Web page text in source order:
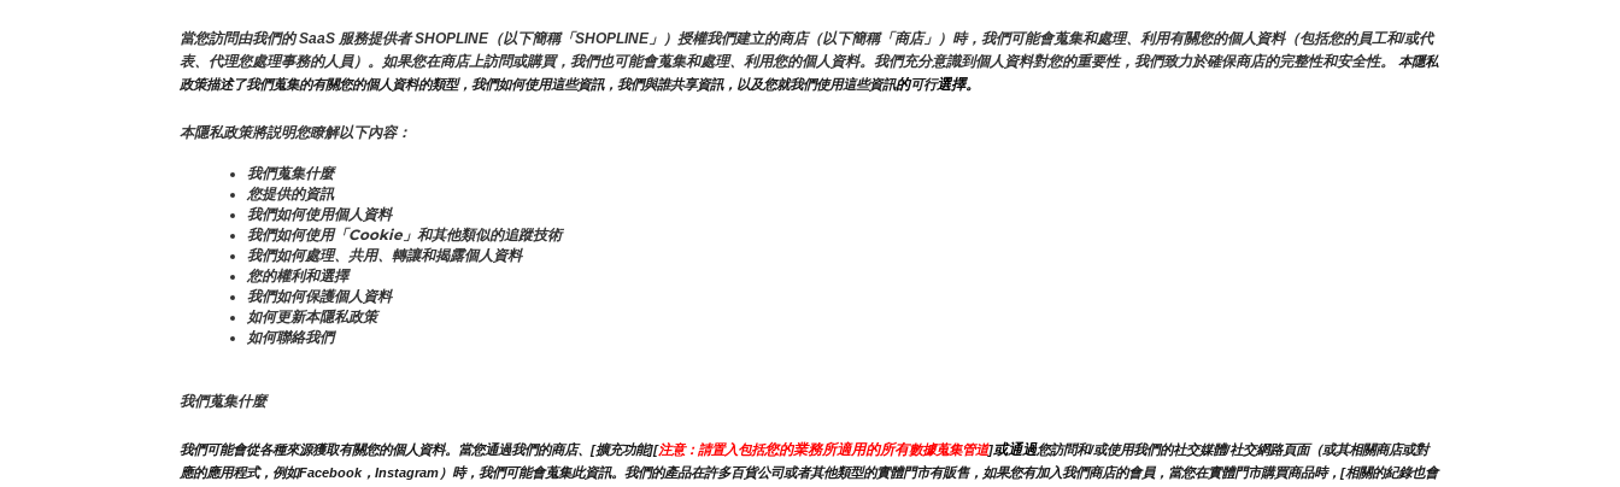
當您訪問由我們的 SaaS 服務提供者 SHOPLINE（以下簡稱「SHOPLINE」）授權我們建立的商店（以下簡稱「商店」）時，我們可能會蒐集和處理、利用有關您的個人資料（包括您的員工和/或代
表、代理您處理事務的人員）。如果您在商店上訪問或購買，我們也可能會蒐集和處理、利用您的個人資料。我們充分意識到個人資料對您的重要性，我們致力於確保商店的完整性和安全性。
本隱私
政策描述了我們蒐集的有關您的個人資料的類型，我們如何使用這些資訊，我們與誰共享資訊，以及您就我們使用這些資訊的可行選擇。
本隱私政策將説明您瞭解以下內容：
我們蒐集什麼
您提供的資訊
我們如何使用個人資料
我們如何使用「Cookie」和其他類似的追蹤技術
我們如何處理、共用、轉讓和揭露個人資料
您的權利和選擇
我們如何保護個人資料
如何更新本隱私政策
如何聯絡我們
我們蒐集什麼
我們可能會從各種來源獲取有關您的個人資料。當您通過我們的商店、[擴充功能][注意：請置入包括您的業務所適用的所有數據蒐集管道]或通過您訪問和/或使用我們的社交媒體/社交網路頁面（或其相關商店或對
應的應用程式，例如Facebook，Instagram）時，我們可能會蒐集此資訊。我們的產品在許多百貨公司或者其他類型的實體門市有販售，如果您有加入我們商店的會員，當您在實體門市購買商品時，[相關的紀錄也會